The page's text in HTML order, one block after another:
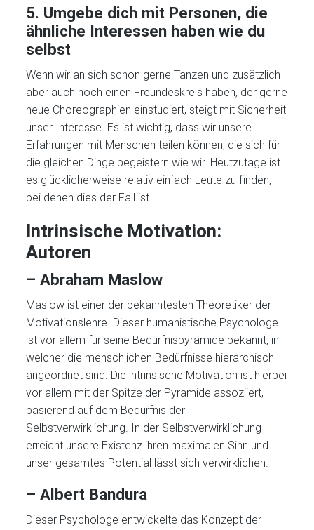
5. Umgebe dich mit Personen, die
ähnliche Interessen haben wie du
selbst
Wenn wir an sich schon gerne Tanzen und zusätzlich
aber auch noch einen Freundeskreis haben, der gerne
neue Choreographien einstudiert, steigt mit Sicherheit
unser Interesse. Es ist wichtig, dass wir unsere
Erfahrungen mit Menschen teilen können, die sich für
die gleichen Dinge begeistern wie wir. Heutzutage ist
es glücklicherweise relativ einfach Leute zu finden,
bei denen dies der Fall ist.
Intrinsische Motivation:
Autoren
– Abraham Maslow
Maslow ist einer der bekanntesten Theoretiker der
Motivationslehre. Dieser humanistische Psychologe
ist vor allem für seine Bedürfnispyramide bekannt, in
welcher die menschlichen Bedürfnisse hierarchisch
angeordnet sind. Die intrinsische Motivation ist hierbei
vor allem mit der Spitze der Pyramide assoziiert,
basierend auf dem Bedürfnis der
Selbstverwirklichung. In der Selbstverwirklichung
erreicht unsere Existenz ihren maximalen Sinn und
unser gesamtes Potential lässt sich verwirklichen.
– Albert Bandura
Dieser Psychologe entwickelte das Konzept der